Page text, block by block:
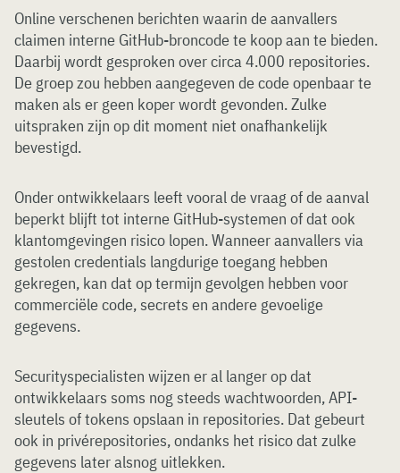
Online verschenen berichten waarin de aanvallers
claimen interne GitHub-broncode te koop aan te bieden.
Daarbij wordt gesproken over circa 4.000 repositories.
De groep zou hebben aangegeven de code openbaar te
maken als er geen koper wordt gevonden. Zulke
uitspraken zijn op dit moment niet onafhankelijk
bevestigd.
Onder ontwikkelaars leeft vooral de vraag of de aanval
beperkt blijft tot interne GitHub-systemen of dat ook
klantomgevingen risico lopen. Wanneer aanvallers via
gestolen credentials langdurige toegang hebben
gekregen, kan dat op termijn gevolgen hebben voor
commerciële code, secrets en andere gevoelige
gegevens.
Securityspecialisten wijzen er al langer op dat
ontwikkelaars soms nog steeds wachtwoorden, API-
sleutels of tokens opslaan in repositories. Dat gebeurt
ook in privérepositories, ondanks het risico dat zulke
gegevens later alsnog uitlekken.